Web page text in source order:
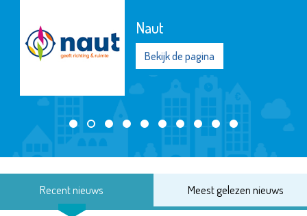
Naut
Bekijk de pagina
Recent nieuws Meest gelezen nieuws